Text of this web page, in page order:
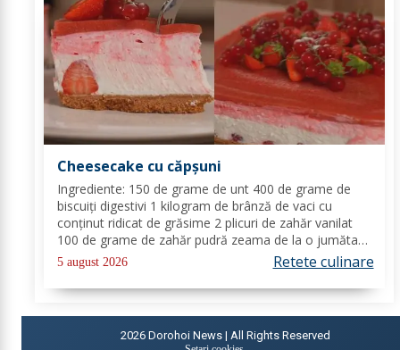
Cheesecake cu căpșuni
Ingrediente: 150 de grame de unt 400 de grame de
biscuiți digestivi 1 kilogram de brânză de vaci cu
conținut ridicat de grăsime 2 plicuri de zahăr vanilat
100 de grame de zahăr pudră zeama de la o jumătate
de lămâie 600 de mililitri de smântână pentru frișcă 4
foi de gelatină hidratate în apă rece...
5 august 2026 Retete culinare
2026 Dorohoi News | All Rights Reserved